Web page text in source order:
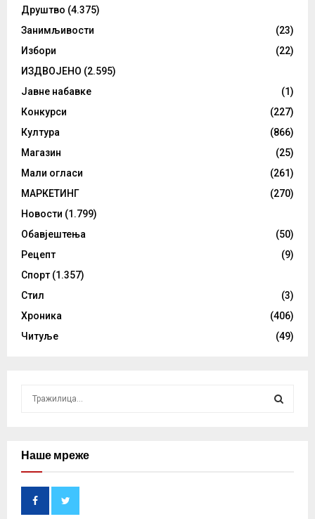
Друштво (4.375)
Занимљивости
(23)
Избори
(22)
ИЗДВОЈЕНО (2.595)
Јавне набавке
(1)
Конкурси
(227)
Култура
(866)
Магазин
(25)
Мали огласи
(261)
МАРКЕТИНГ
(270)
Новости (1.799)
Обавјештења
(50)
Рецепт
(9)
Спорт (1.357)
Стил
(3)
Хроника
(406)
Читуље
(49)
cНаше мреже